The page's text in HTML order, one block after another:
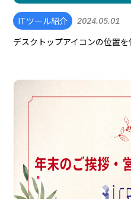
ITツール紹介 2024.05.01
デスクトップアイコンの位置